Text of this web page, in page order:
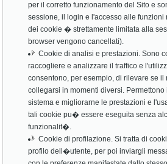
per il corretto funzionamento del Sito e
sessione, il login e l'accesso alle funzioni
dei cookie � strettamente limitata alla
browser vengono cancellati).
Cookie di analisi e prestazioni. Sono
raccogliere e analizzare il traffico e
consentono, per esempio, di rilevare se il
collegarsi in momenti diversi. Permettono
sistema e migliorarne le prestazioni e
tali cookie pu� essere eseguita senza
funzionalit�.
Cookie di profilazione. Si tratta di
profilo dell�utente, per poi inviargli